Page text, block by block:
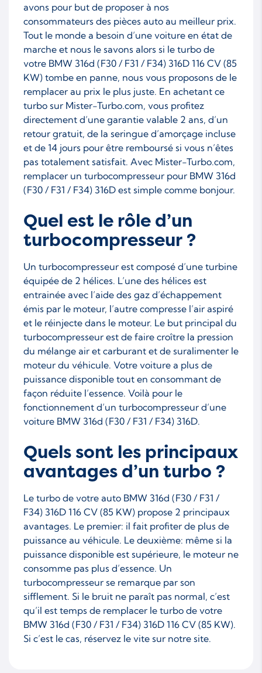
avons pour but de proposer à nos
consommateurs des pièces auto au meilleur prix.
Tout le monde a besoin d’une voiture en état de
marche et nous le savons alors si le turbo de
votre BMW 316d (F30 / F31 / F34) 316D 116 CV (85
KW) tombe en panne, nous vous proposons de le
remplacer au prix le plus juste. En achetant ce
turbo sur Mister-Turbo.com, vous profitez
directement d’une garantie valable 2 ans, d’un
retour gratuit, de la seringue d’amorçage incluse
et de 14 jours pour être remboursé si vous n’êtes
pas totalement satisfait. Avec Mister-Turbo.com,
remplacer un turbocompresseur pour BMW 316d
(F30 / F31 / F34) 316D est simple comme bonjour.
Quel est le rôle d’un
turbocompresseur ?
Un turbocompresseur est composé d’une turbine
équipée de 2 hélices. L’une des hélices est
entrainée avec l’aide des gaz d’échappement
émis par le moteur, l’autre compresse l’air aspiré
et le réinjecte dans le moteur. Le but principal du
turbocompresseur est de faire croître la pression
du mélange air et carburant et de suralimenter le
moteur du véhicule. Votre voiture a plus de
puissance disponible tout en consommant de
façon réduite l’essence. Voilà pour le
fonctionnement d’un turbocompresseur d’une
voiture BMW 316d (F30 / F31 / F34) 316D.
Quels sont les principaux
avantages d’un turbo ?
Le turbo de votre auto BMW 316d (F30 / F31 /
F34) 316D 116 CV (85 KW) propose 2 principaux
avantages. Le premier: il fait profiter de plus de
puissance au véhicule. Le deuxième: même si la
puissance disponible est supérieure, le moteur ne
consomme pas plus d’essence. Un
turbocompresseur se remarque par son
sifflement. Si le bruit ne paraît pas normal, c’est
qu’il est temps de remplacer le turbo de votre
BMW 316d (F30 / F31 / F34) 316D 116 CV (85 KW).
Si c’est le cas, réservez le vite sur notre site.